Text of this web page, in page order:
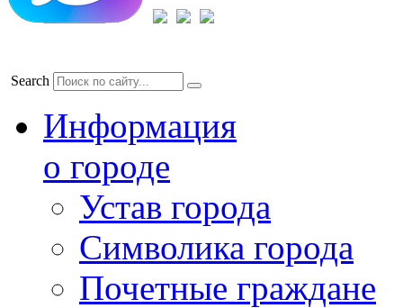
Search
Информация
о городе
Устав города
Символика города
Почетные граждане